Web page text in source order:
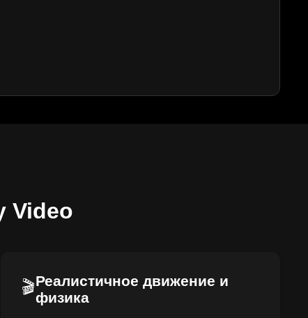
Video
🎬Реалистичное движение и
физика